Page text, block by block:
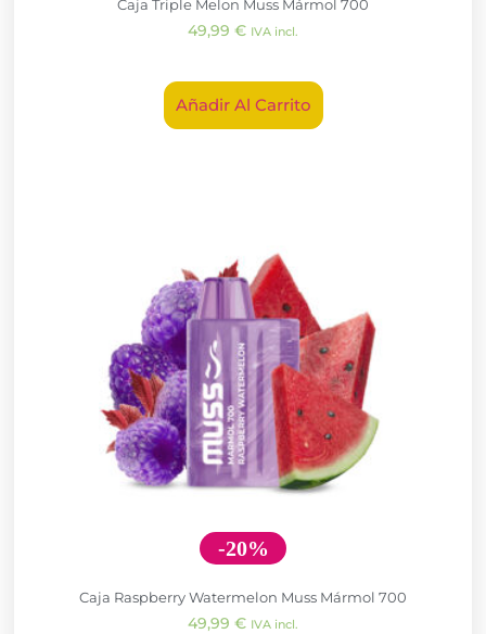
Caja Triple Melon Muss Mármol 700
49,99 € IVA incl.
Añadir Al Carrito
-20%
Caja Raspberry Watermelon Muss Mármol 700
49,99 € IVA incl.